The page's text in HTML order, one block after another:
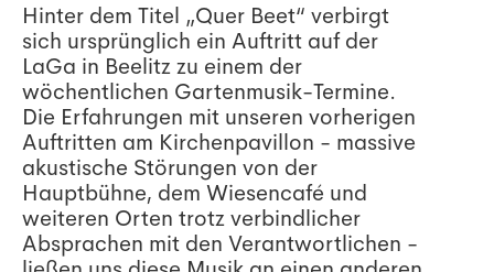
Hinter dem Titel „Quer Beet“ verbirgt
sich ursprünglich ein Auftritt auf der
LaGa in Beelitz zu einem der
wöchentlichen Gartenmusik-Termine.
Die Erfahrungen mit unseren vorherigen
Auftritten am Kirchenpavillon - massive
akustische Störungen von der
Hauptbühne, dem Wiesencafé und
weiteren Orten trotz verbindlicher
Absprachen mit den Verantwortlichen -